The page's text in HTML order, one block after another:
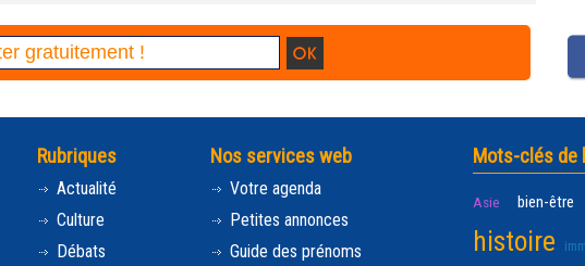
Rubriques
Actualité
Culture
Débats
Nos services web
Votre agenda
Petites annonces
Guide des prénoms
Mots-clés de
Asie bien-être
histoire